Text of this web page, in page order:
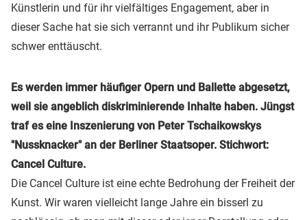
Künstlerin und für ihr vielfältiges Engagement, aber in
dieser Sache hat sie sich verrannt und ihr Publikum sicher
schwer enttäuscht.
Es werden immer häufiger Opern und Ballette abgesetzt,
weil sie angeblich diskriminierende Inhalte haben. Jüngst
traf es eine Inszenierung von Peter Tschaikowskys
"Nussknacker" an der Berliner Staatsoper. Stichwort:
Cancel Culture.
Die Cancel Culture ist eine echte Bedrohung der Freiheit der
Kunst. Wir waren vielleicht lange Jahre ein bisserl zu